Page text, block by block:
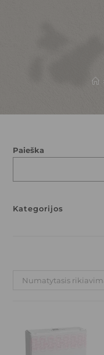
Paieška
Kategorijos
Numatytasis